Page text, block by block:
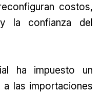
costos,
la confianza del
ha impuesto un
las importaciones